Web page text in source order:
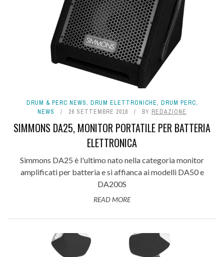
DRUM & PERC NEWS, DRUM ELETTRONICHE, DRUM PERC,
NEWS
26 SETTEMBRE 2018 BY REDAZIONE
SIMMONS DA25, MONITOR PORTATILE PER BATTERIA
ELETTRONICA
Simmons DA25 è l'ultimo nato nella categoria monitor
amplificati per batteria e si affianca ai modelli DA50 e
DA200S
READ MORE